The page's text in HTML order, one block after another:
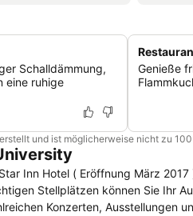
Schalldämmung,
eine ruhige
Genieße
und ist möglicherweise nicht zu
Inn Hotel ( Eröffnung März
Stellplätzen können Sie Ihr
Konzerten, Ausstellungen